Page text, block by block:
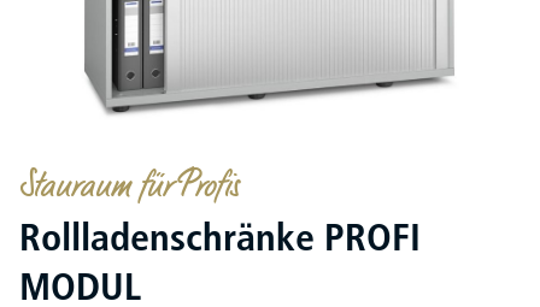
Stauraum für Profis
Rollladenschränke PROFI
MODUL